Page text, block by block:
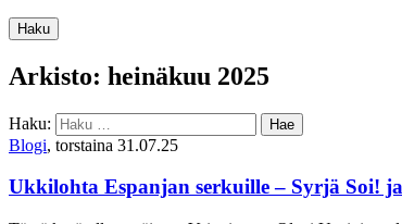
Haku
Arkisto: heinäkuu 2025
Haku:
Blogi, torstaina 31.07.25
Ukkilohta Espanjan serkuille – Syrjä Soi!